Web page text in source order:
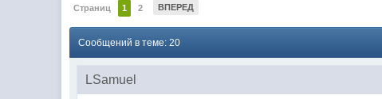
Страниц 1 2 ВПЕРЕД
Сообщений в теме: 20
LSamuel